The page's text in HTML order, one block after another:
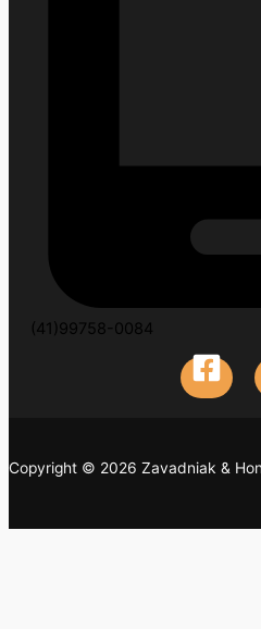
(41)99758-0084
Copyright © 2026 Zavadniak &